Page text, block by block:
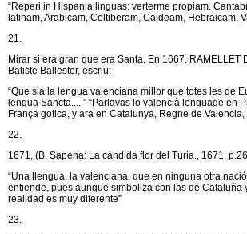
“Reperi in Hispania linguas: verterme propiam.
latinam, Arabicam, Celtiberam, Caldeam, Hebraicam,
21.
Mirar si era gran que era Santa. En 1667. RAMELLET
Batiste Ballester, escriu:
“Que sia la lengua valenciana millor que totes les de
lengua Sancta.....” “Parlavas lo valencià lenguage en
França gotica, y ara en Catalunya, Regne de
22.
1671, (B. Sapena: La cándida flor del Turia., 1671,
“Una llengua, la valenciana, que en ninguna otra
entiende, pues aunque simboliza con las de Cataluña
realidad es muy diferente”
23.